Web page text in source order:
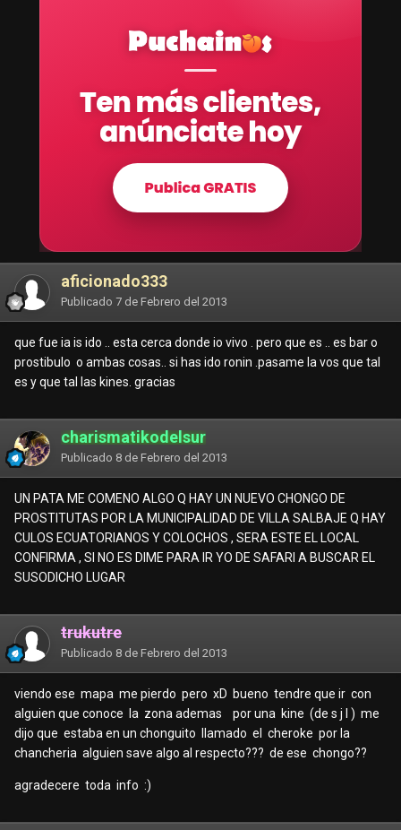
aficionado333
Publicado 7 de Febrero del 2013
que fue ia is ido .. esta cerca donde io vivo . pero que es .. es bar o
prostibulo o ambas cosas.. si has ido ronin .pasame la vos que tal
es y que tal las kines. gracias
charismatikodelsur
Publicado 8 de Febrero del 2013
UN PATA ME COMENO ALGO Q HAY UN NUEVO CHONGO DE
PROSTITUTAS POR LA MUNICIPALIDAD DE VILLA SALBAJE Q HAY
CULOS ECUATORIANOS Y COLOCHOS , SERA ESTE EL LOCAL
CONFIRMA , SI NO ES DIME PARA IR YO DE SAFARI A BUSCAR EL
SUSODICHO LUGAR
trukutre
Publicado 8 de Febrero del 2013
viendo ese mapa me pierdo pero xD bueno tendre que ir con
alguien que conoce la zona ademas por una kine (de s j l ) me
dijo que estaba en un chonguito llamado el cheroke por la
chancheria alguien save algo al respecto??? de ese chongo??
agradecere toda info :)